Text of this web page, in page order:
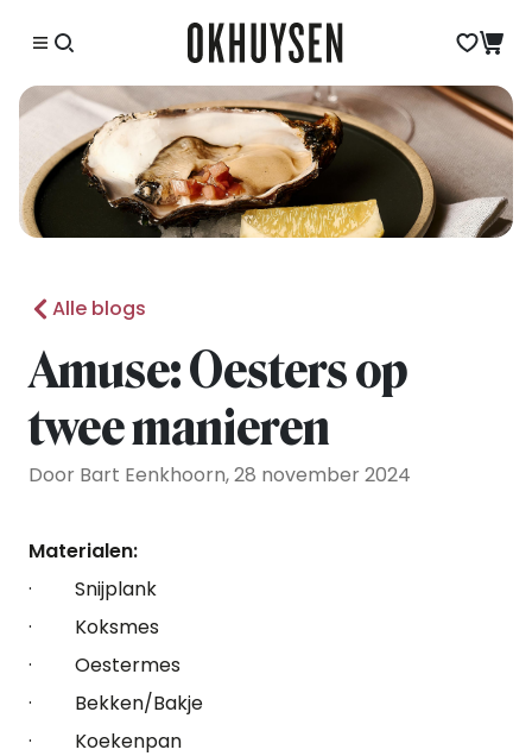
Alle blogs
Amuse: Oesters op
twee manieren
Door Bart Eenkhoorn, 28 november 2024
Materialen:
· Snijplank
· Koksmes
· Oestermes
· Bekken/Bakje
· Koekenpan